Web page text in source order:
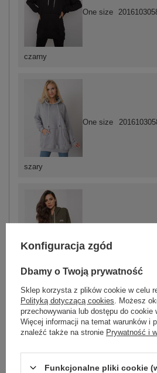
szary
One size
khaki
czarny
One size
Konfiguracja zgód
Dbamy o Twoją prywatność
Sklep korzysta z plików cookie w celu
Polityką dotyczącą cookies . Możesz
przechowywania lub dostępu do cookie
Więcej informacji na temat warunków i
znaleźć także na stronie Prywatność i
Funkcjonalne pliki cookie